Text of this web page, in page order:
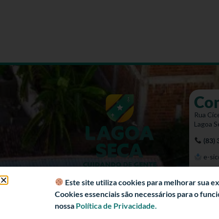
Rua
Lagoa
(83)
e-
Este site utiliza cookies para melhorar sua
Cookies essenciais são necessários para o
nossa Política de Privacidade.